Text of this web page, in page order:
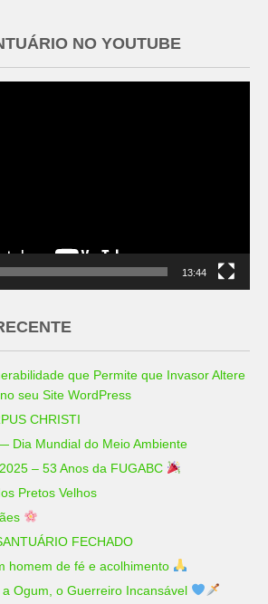
NO YOUTUBE
13:44
que Permite que Invasor Altere
seu Site WordPress
CHRISTI
Dia Mundial do Meio Ambiente
– 53 Anos da FUGABC
Pretos Velhos
FECHADO
homem de fé e acolhimento
Ogum, o Guerreiro Incansável